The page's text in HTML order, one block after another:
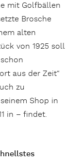
mit Golfbällen
Brosche
alten
von 1925 soll
aus der Zeit“
zu
Shop in
in – findet.